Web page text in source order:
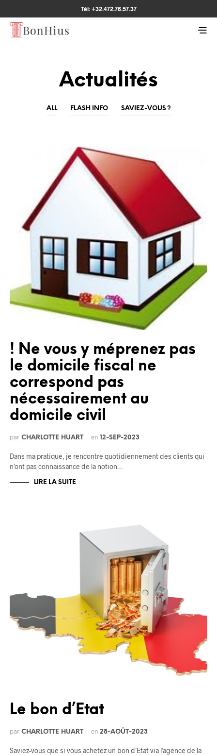
Tél: +32.472.76.57.37
Actualités
ALL FLASH INFO SAVIEZ-VOUS ?
! Ne vous y méprenez pas
le domicile fiscal ne
correspond pas
nécessairement au
domicile civil
par CHARLOTTE HUART en 12-SEP-2023
Dans ma pratique, je rencontre quotidiennement des clients qui
n’ont pas connaissance de la notion…
LIRE LA SUITE
Le bon d’Etat
par CHARLOTTE HUART en 28-AOÛT-2023
Saviez-vous que si vous achetez un bon d’Etat via l’agence de la